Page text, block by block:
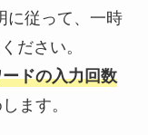
に従って、一時
ださい。
ドの入力回数
ます。